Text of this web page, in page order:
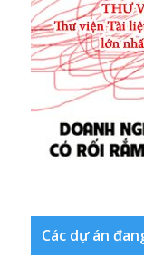
Các dự án